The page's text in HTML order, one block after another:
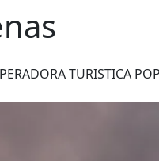
TURISTICA